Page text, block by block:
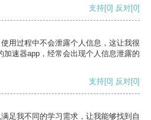
支持[0] 反对[0]
用过程中不会泄露个人信息，这让我很
速器app，经常会出现个人信息泄露的
支持[0] 反对[0]
足我不同的学习需求，让我能够找到自